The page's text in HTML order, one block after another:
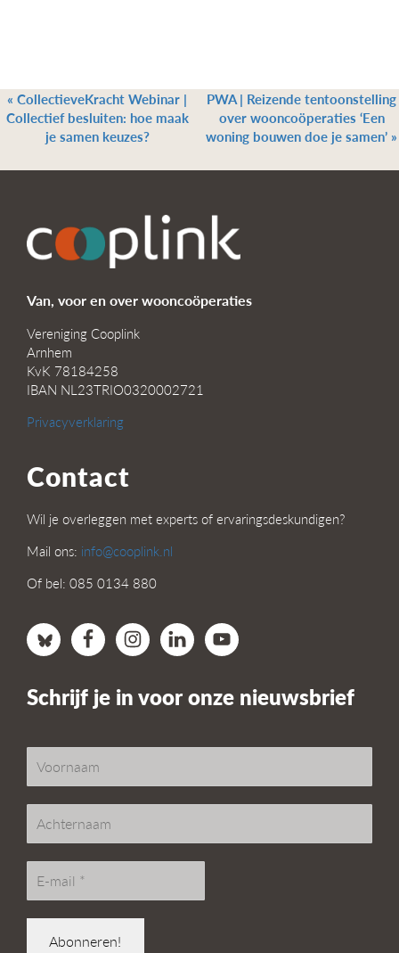
« CollectieveKracht Webinar |
Collectief besluiten: hoe maak
je samen keuzes?
PWA | Reizende tentoonstelling
over wooncoöperaties ‘Een
woning bouwen doe je samen’ »
Van, voor en over wooncoöperaties
Vereniging Cooplink
Arnhem
KvK 78184258
IBAN NL23TRIO0320002721
Privacyverklaring
Contact
Wil je overleggen met experts of ervaringsdeskundigen?
Mail ons: info@cooplink.nl
Of bel: 085 0134 880
Schrijf je in voor onze nieuwsbrief